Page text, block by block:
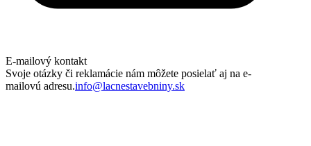
E-mailový kontakt
Svoje otázky či reklamácie nám môžete posielať aj na e-
mailovú adresu.info@lacnestavebniny.sk